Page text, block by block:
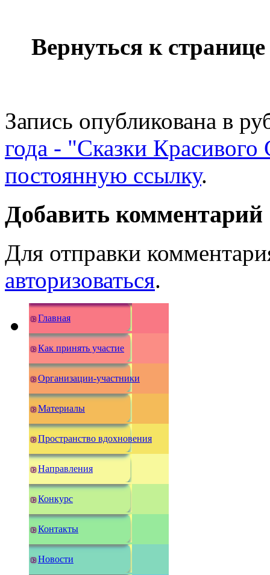
Вернуться к
Запись опубликована в
года - "Сказки Красивого
постоянную ссылку.
Добавить комментарий
Для отправки
авторизоваться.
Главная
Как принять участие
Организации-участники
Материалы
Пространство вдохновения
Направления
Конкурс
Контакты
Новости